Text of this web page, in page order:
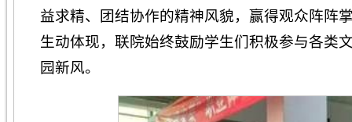
益求精、团结协作的精神风貌，赢得观众阵阵
生动体现，联院始终鼓励学生们积极参与各类
园新风。